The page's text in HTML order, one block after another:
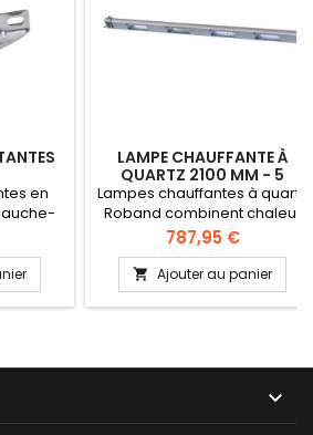
en
Pivot
de
un
porte.
LAMPE CHAUFFANTE À
QUARTZ 2100 MM - 5
LAMPES 1750 W
Lampes chauffantes à quartz
Roband combinent chaleur
et éclairage. Modèle
standard avec boîtier de
commande (Plug &amp;
Play). Disponible en plusieurs
dimensions. Conçus pour
installer.
Prix
787,95 €
 Ajouter au panier
